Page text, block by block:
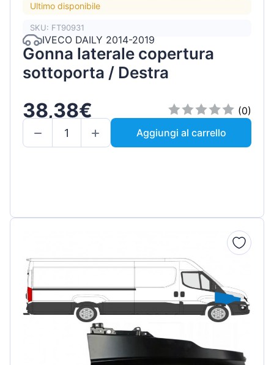
Ultimo disponibile
SKU: FT90931
IVECO DAILY 2014-2019
Gonna laterale copertura
sottoporta / Destra
38,38€
(0)
Aggiungi al carrello